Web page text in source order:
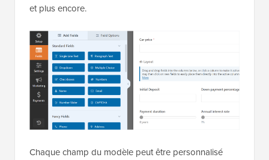
et plus encore.
Chaque champ du modèle peut être personnalisé